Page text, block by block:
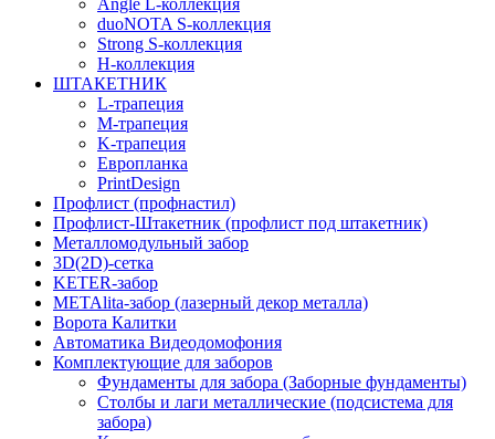
duoNOTA S-коллекция
Strong S-коллекция
H-коллекция
ШТАКЕТНИК
L-трапеция
M-трапеция
K-трапеция
Европланка
PrintDesign
Профлист (профнастил)
Профлист-Штакетник (профлист под штакетник)
Металломодульный забор
3D(2D)-сетка
KETER-забор
METAlita-забор (лазерный декор металла)
Ворота Калитки
Автоматика Видеодомофония
Комплектующие для заборов
Фундаменты для забора (Заборные фундаменты)
Столбы и лаги металлические (подсистема для
забора)